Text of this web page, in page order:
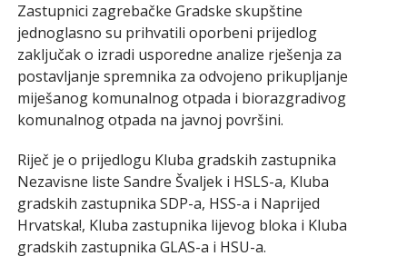
Zastupnici zagrebačke Gradske skupštine
jednoglasno su prihvatili oporbeni prijedlog
zaključak o izradi usporedne analize rješenja za
postavljanje spremnika za odvojeno prikupljanje
miješanog komunalnog otpada i biorazgradivog
komunalnog otpada na javnoj površini.
Riječ je o prijedlogu Kluba gradskih zastupnika
Nezavisne liste Sandre Švaljek i HSLS-a, Kluba
gradskih zastupnika SDP-a, HSS-a i Naprijed
Hrvatska!, Kluba zastupnika lijevog bloka i Kluba
gradskih zastupnika GLAS-a i HSU-a.